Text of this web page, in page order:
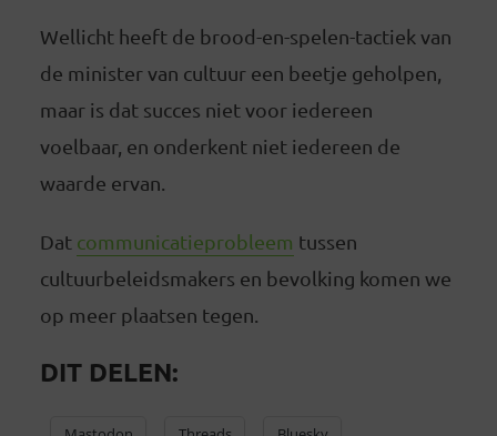
Wellicht heeft de brood-en-spelen-tactiek van
de minister van cultuur een beetje geholpen,
maar is dat succes niet voor iedereen
voelbaar, en onderkent niet iedereen de
waarde ervan.
Dat communicatieprobleem tussen
cultuurbeleidsmakers en bevolking komen we
op meer plaatsen tegen.
DIT DELEN: